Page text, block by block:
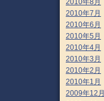
2010年8月
2010年7月
2010年6月
2010年5月
2010年4月
2010年3月
2010年2月
2010年1月
2009年12月